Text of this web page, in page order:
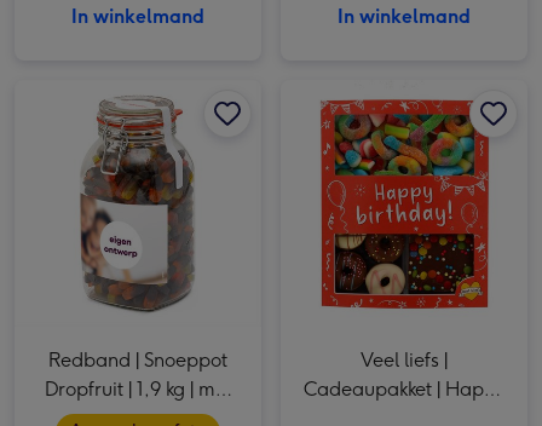
In winkelmand In winkelmand
Redband | Snoeppot
Dropfruit | 1,9 kg | met
eigen ontwerp
Veel liefs |
Cadeaupakket | Happy